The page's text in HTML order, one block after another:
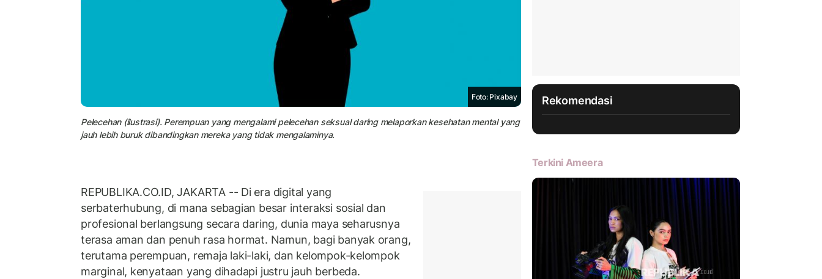
Foto: Pixabay
Pelecehan (ilustrasi). Perempuan yang mengalami pelecehan seksual daring melaporkan kesehatan mental yang
jauh lebih buruk dibandingkan mereka yang tidak mengalaminya.
REPUBLIKA.CO.ID, JAKARTA -- Di era digital yang
serbaterhubung, di mana sebagian besar interaksi sosial dan
profesional berlangsung secara daring, dunia maya seharusnya
terasa aman dan penuh rasa hormat. Namun, bagi banyak orang,
terutama perempuan, remaja laki-laki, dan kelompok-kelompok
marginal, kenyataan yang dihadapi justru jauh berbeda.
Rekomendasi
Terkini Ameera